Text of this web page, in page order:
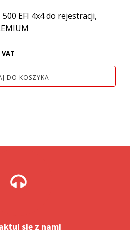
EFI 4x4 do rejestracji,
VAT
DO KOSZYKA
się z nami